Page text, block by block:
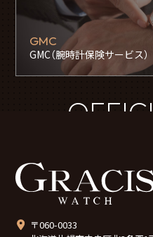
GMC
GMC（腕時計保険サービス）
〒060-0033